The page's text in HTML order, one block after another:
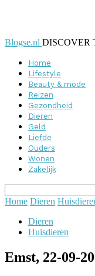
Blogse.nl DISCOVER
Home
Lifestyle
Beauty & mode
Reizen
Gezondheid
Dieren
Geld
Liefde
Ouders
Wonen
Zakelijk
Home Dieren
Dieren
Huisdieren
Emst, 22-09-